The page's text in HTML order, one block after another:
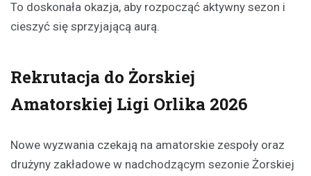
To doskonała okazja, aby rozpocząć aktywny sezon i
cieszyć się sprzyjającą aurą.
Rekrutacja do Żorskiej
Amatorskiej Ligi Orlika 2026
Nowe wyzwania czekają na amatorskie zespoły oraz
drużyny zakładowe w nadchodzącym sezonie Żorskiej